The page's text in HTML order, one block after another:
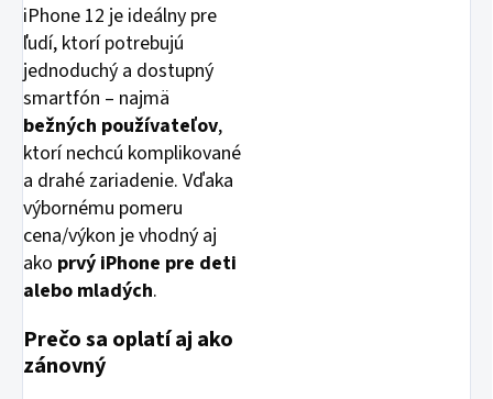
iPhone 12 je ideálny pre
ľudí, ktorí potrebujú
jednoduchý a dostupný
smartfón – najmä
bežných používateľov,
ktorí nechcú komplikované
a drahé zariadenie. Vďaka
výbornému pomeru
cena/výkon je vhodný aj
ako prvý iPhone pre deti
alebo mladých.
Prečo sa oplatí aj ako
zánovný